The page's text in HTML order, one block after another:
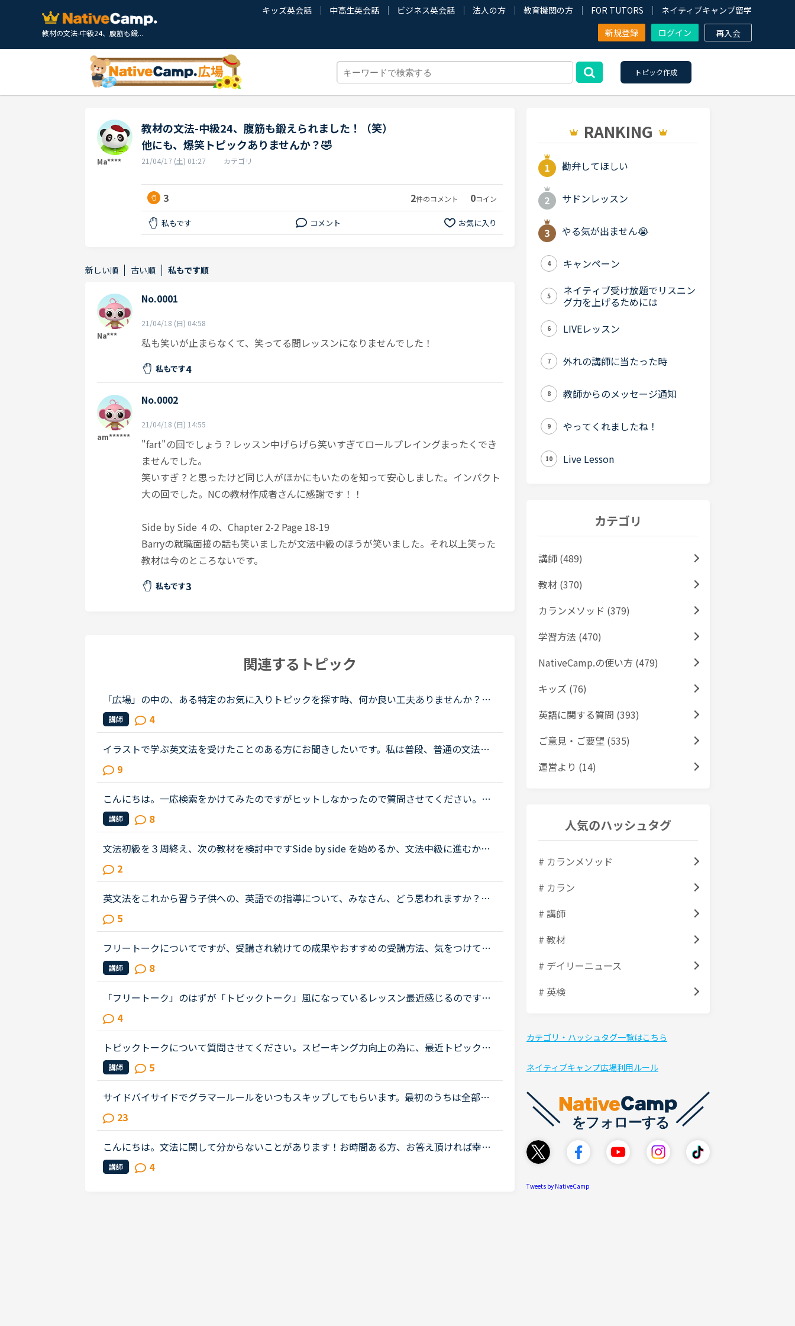
教材の文法-中級24、腹筋も鍛...
キッズ英会話 中高生英会話 ビジネス英会話 法人の方 教育機関の方 FOR TUTORS
ネイティブキャンプ留学
新規登録
ログイン 再入会
トピック作成
Ma****
教材の文法-中級24、腹筋も鍛えられました！（笑）
他にも、爆笑トピックありませんか？🤣
21/04/17 (土) 01:27 カテゴリ
3 2件のコメント 0コイン
私もです コメント お気に入り
新しい順 古い順 私もです順
Na***
No.0001
21/04/18 (日) 04:58
私も笑いが止まらなくて、笑ってる間レッスンになりませんでした！
私もです4
am******
No.0002
21/04/18 (日) 14:55
"fart"の回でしょう？レッスン中げらげら笑いすぎてロールプレイングまったくでき
ませんでした。
笑いすぎ？と思ったけど同じ人がほかにもいたのを知って安心しました。インパクト
大の回でした。NCの教材作成者さんに感謝です！！
Side by Side ４の、Chapter 2-2 Page 18-19
Barryの就職面接の話も笑いましたが文法中級のほうが笑いました。それ以上笑った
教材は今のところないです。
私もです3
関連するトピック
「広場」の中の、ある特定のお気に入りトピックを探す時、何か良い工夫ありませんか？こ
の「広場」好きです。皆さんの勉強の工夫や疑問解消等など、いつも参考にさせてもらって
います。その中でも「このトピック...
講師 4
イラストで学ぶ英文法を受けたことのある方にお聞きしたいです。私は普段、普通の文法
（初級〜中級）と幾つかのアウトプット教材を並行して受けています。喋る練習をするのが
とにかく楽しいので最近は５分間ディ...
9
こんにちは。一応検索をかけてみたのですがヒットしなかったので質問させてください。こ
の頃はニュース中級を楽しくレッスンさせていただいてます。リスニングもスピーキングも
鍛えられる素敵な教材だと思ってい...
講師 8
文法初級を３周終え、次の教材を検討中ですSide by side を始めるか、文法中級に進むか迷
っており、アドバイスをしてもらいたいと思いトピックを作成しました文法初級ですと、Exe
rciseも概ね問題なく返答できます...
2
英文法をこれから習う子供への、英語での指導について、みなさん、どう思われますか？私
は、説明そのものを英語で行うのは、少なくとも中学校の文法の範囲が一通り終わらない
と、なかなか厳しいのではないかと思...
5
フリートークについてですが、受講され続けての成果やおすすめの受講方法、気をつけてい
ることあれば教えていただけないでしょうか。これからはアウトプットも鍛えたいので、フ
リートークを受講する機会を増やし...
講師 8
「フリートーク」のはずが「トピックトーク」風になっているレッスン最近感じるのです
が、フリートークをトピックトークのような内容で推し進める講師が多いと感じます。(自分
が今まで気がつかなかったからであっ...
4
トピックトークについて質問させてください。スピーキング力向上の為に、最近トピックト
ークを数回受けてみました。最初のwarm-up1分間で思いつく単語を言ってみましょう。の
やり方が合っているのか分かりません...
講師 5
サイドバイサイドでグラマールールをいつもスキップしてもらいます。最初のうちは全部言
われるがままやってましたが、英語で説明されてもちんぷんかんぷん。。とまでは言わなく
ても、やっぱりわかりにくいです、...
23
こんにちは。文法に関して分からないことがあります！お時間ある方、お答え頂ければ幸い
です。日常会話中級2-24での文章です。I noticed you've been having intense training thou
gh.この文章では、過去形と現在...
講師 4
RANKING
勘弁してほしい
サドンレッスン
やる気が出ません😭
4 キャンペーン
5
ネイティブ受け放題でリスニン
グ力を上げるためには
6 LIVEレッスン
7 外れの講師に当たった時
8 教師からのメッセージ通知
9 やってくれましたね！
10 Live Lesson
カテゴリ
講師 (489)
教材 (370)
カランメソッド (379)
学習方法 (470)
NativeCamp.の使い方 (479)
キッズ (76)
英語に関する質問 (393)
ご意見・ご要望 (535)
運営より (14)
人気のハッシュタグ
# カランメソッド
# カラン
# 講師
# 教材
# デイリーニュース
# 英検
カテゴリ・ハッシュタグ一覧はこちら
ネイティブキャンプ広場利用ルール
Tweets by NativeCamp